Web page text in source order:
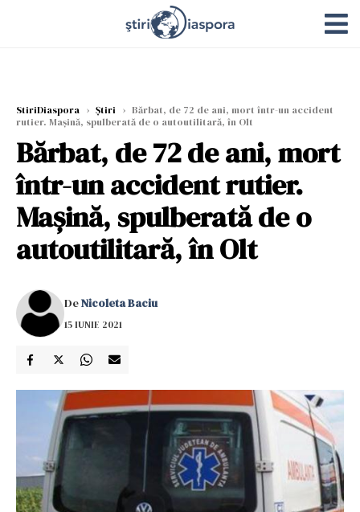
StiriDiaspora › Știri › Bărbat, de 72 de ani, mort într-un accident
rutier. Mașină, spulberată de o autoutilitară, în Olt
Bărbat, de 72 de ani, mort
într-un accident rutier.
Mașină, spulberată de o
autoutilitară, în Olt
DeNicoleta Baciu
15 IUNIE 2021